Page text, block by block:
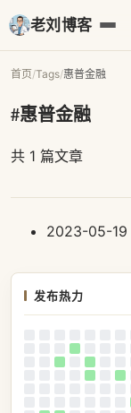
老刘博客
首页/Tags/惠普金融
#惠普金融
共 1 篇文章
2023-05-19
发布热力